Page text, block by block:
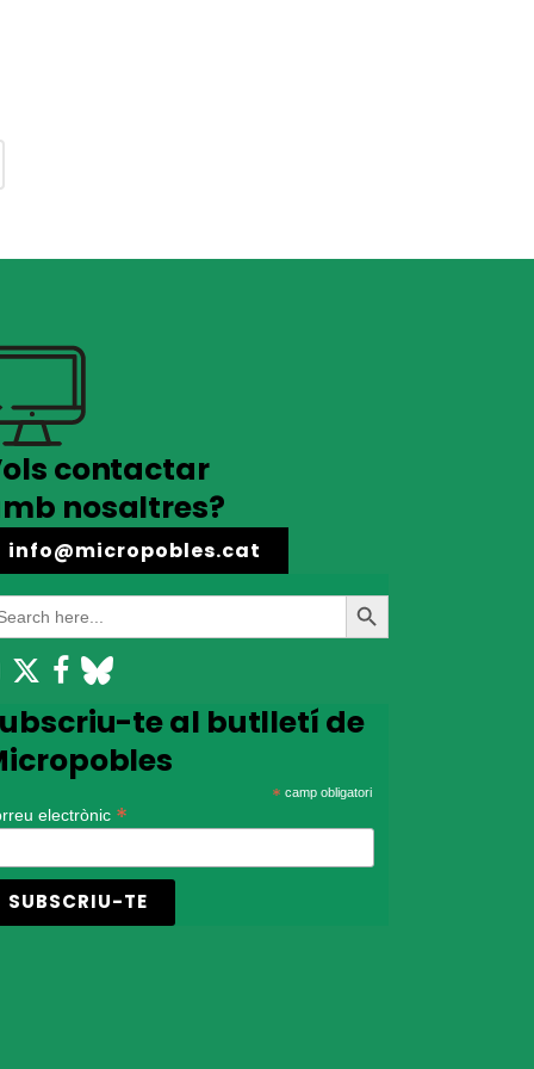
contactar
nosaltres?
info@micropobles.cat
Search
Button
te al butlletí de
* camp obligatori
electrònic *